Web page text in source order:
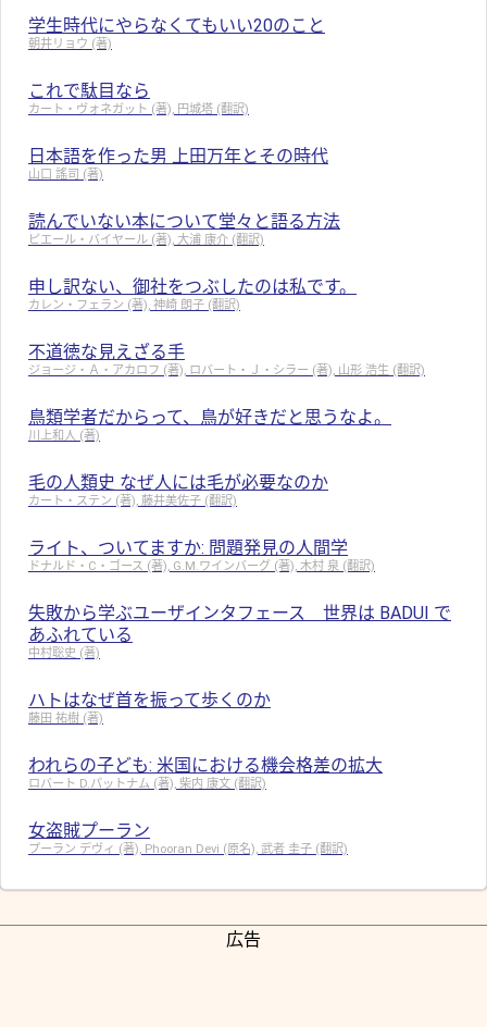
学生時代にやらなくてもいい20のこと
朝井リョウ (著)
これで駄目なら
カート・ヴォネガット (著), 円城塔 (翻訳)
日本語を作った男 上田万年とその時代
山口 謠司 (著)
読んでいない本について堂々と語る方法
ピエール・バイヤール (著), 大浦 康介 (翻訳)
申し訳ない、御社をつぶしたのは私です。
カレン・フェラン (著), 神崎 朗子 (翻訳)
不道徳な見えざる手
ジョージ・Ａ・アカロフ (著), ロバート・Ｊ・シラー (著), 山形 浩生 (翻訳)
鳥類学者だからって、鳥が好きだと思うなよ。
川上和人 (著)
毛の人類史 なぜ人には毛が必要なのか
カート・ステン (著), 藤井美佐子 (翻訳)
ライト、ついてますか: 問題発見の人間学
ドナルド・C・ゴース (著), G.M.ワインバーグ (著), 木村 泉 (翻訳)
失敗から学ぶユーザインタフェース 世界は BADUI で
あふれている
中村聡史 (著)
ハトはなぜ首を振って歩くのか
藤田 祐樹 (著)
われらの子ども: 米国における機会格差の拡大
ロバート D.パットナム (著), 柴内 康文 (翻訳)
女盗賊プーラン
プーラン デヴィ (著), Phooran Devi (原名), 武者 圭子 (翻訳)
広告